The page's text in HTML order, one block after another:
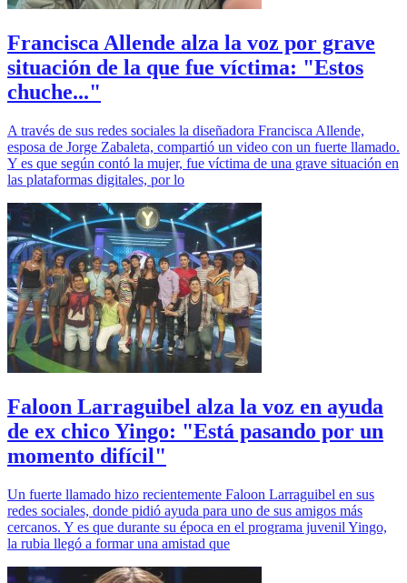
Francisca Allende alza la voz por grave
situación de la que fue víctima: "Estos
chuche..."
A través de sus redes sociales la diseñadora Francisca Allende,
esposa de Jorge Zabaleta, compartió un video con un fuerte llamado.
Y es que según contó la mujer, fue víctima de una grave situación en
las plataformas digitales, por lo
Faloon Larraguibel alza la voz en ayuda
de ex chico Yingo: "Está pasando por un
momento difícil"
Un fuerte llamado hizo recientemente Faloon Larraguibel en sus
redes sociales, donde pidió ayuda para uno de sus amigos más
cercanos. Y es que durante su época en el programa juvenil Yingo,
la rubia llegó a formar una amistad que